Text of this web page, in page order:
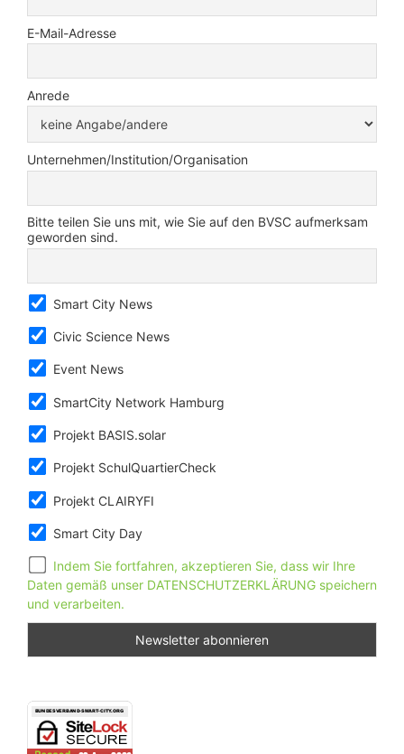
E-Mail-Adresse
Anrede
Unternehmen/Institution/Organisation
Bitte teilen Sie uns mit, wie Sie auf den BVSC aufmerksam
geworden sind.
Smart City News
Civic Science News
Event News
SmartCity Network Hamburg
Projekt BASIS.solar
Projekt SchulQuartierCheck
Projekt CLAIRYFI
Smart City Day
Indem Sie fortfahren, akzeptieren Sie, dass wir Ihre
Daten gemäß unser DATENSCHUTZERKLÄRUNG speichern
und verarbeiten.